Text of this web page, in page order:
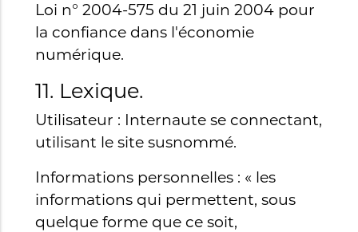
Loi n° 2004-575 du 21 juin 2004 pour
la confiance dans l'économie
numérique.
11. Lexique.
Utilisateur : Internaute se connectant,
utilisant le site susnommé.
Informations personnelles : « les
informations qui permettent, sous
quelque forme que ce soit,